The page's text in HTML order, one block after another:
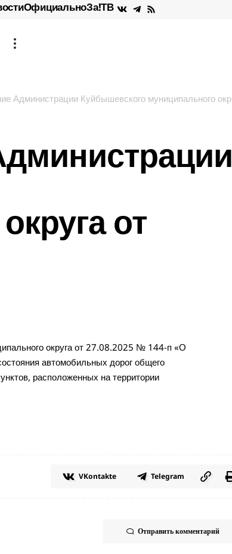
ОфициальноЗа!ТВ
Куйбышевского муниципального округа от 27.08.2025
от
округа от 27.08.2025 № 144-п «О
автомобильных дорог общего
расположенных на территории
VKontakte Telegram
Отправить комментарий